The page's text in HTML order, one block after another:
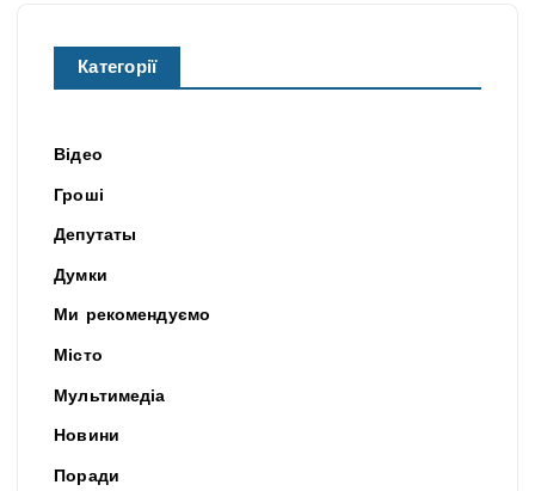
Категорії
Відео
Гроші
Депутаты
Думки
Ми рекомендуємо
Місто
Мультимедіа
Новини
Поради